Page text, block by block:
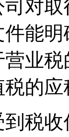
对
能
业
的
税收